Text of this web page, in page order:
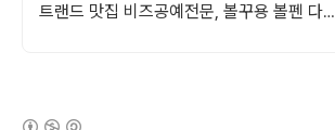
트랜드 맛집 비즈공예전문, 볼꾸용 볼펜 다량